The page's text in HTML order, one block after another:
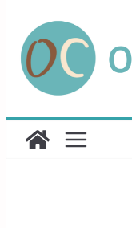
contenido